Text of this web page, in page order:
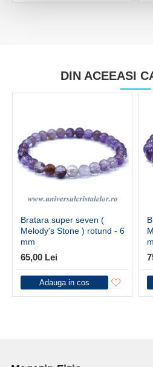
DIN ACEEASI
Bratara super seven (
Melody's Stone ) rotund - 6
mm
65,00 Lei
Adauga in cos